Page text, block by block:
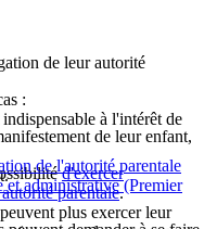
de leur autorité
à l'intérêt de
plus exercer leur
:
de leur enfant,
d'exercer
parentale.
de l'autorité parentale
administrative (Premier